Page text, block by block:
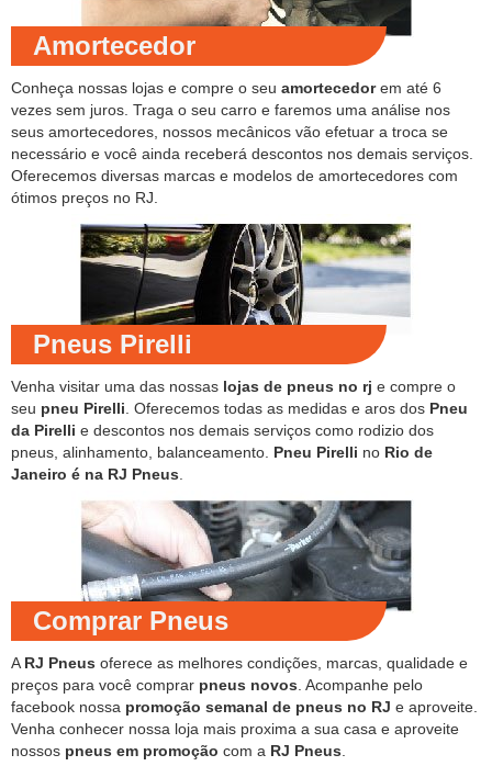
Amortecedor
Conheça nossas lojas e compre o seu amortecedorem até 6
vezes sem juros. Traga o seu carro e faremos uma análise nos
seus amortecedores, nossos mecânicos vão efetuar a troca se
necessário e você ainda receberá descontos nos demais serviços.
Oferecemos diversas marcas e modelos de amortecedores com
ótimos preços no RJ.
Pneus Pirelli
Venha visitar uma das nossas lojas de pneus no rj e compre o
seu pneu Pirelli . Oferecemos todas as medidas e aros dos Pneu
da Pirelli e descontos nos demais serviços como rodizio dos
pneus, alinhamento, balanceamento. Pneu Pirelli no Rio de
Janeiro é na RJ Pneus
Comprar Pneus
A RJ Pneus oferece as melhores condições, marcas, qualidade e
preços para você comprar pneus novos . Acompanhe pelo
facebook nossa promoção semanal de pneus no RJ e aproveite.
Venha conhecer nossa loja mais proxima a sua casa e aproveite
nossos pneus em promoção com a RJ Pneus